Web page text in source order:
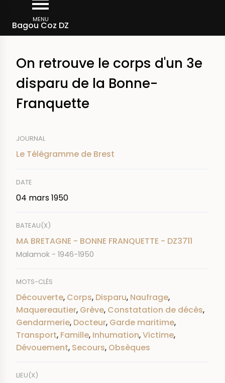
contenu
MENU
Bagou Coz DZ
d'Ariane
Rechercher dans la presse
On retrouve le corps d'un 3e
disparu de la Bonne-
Franquette
JOURNAL
Le Télégramme de Brest
DATE
04 mars 1950
BATEAU(X)
MA BRETAGNE - BONNE FRANQUETTE - DZ3711
Malamok - 1946-1950
MOTS-CLÉS
Découverte, Corps, Disparu, Naufrage,
Maquereautier, Grève, Constatation de décès,
Gendarmerie, Docteur, Garde maritime,
Transport, Famille, Inhumation,Victime,
Dévouement, Secours, Obsèques
LIEU(X)